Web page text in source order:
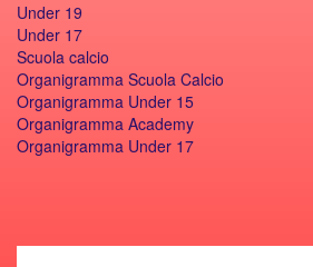
Under 19
Under 17
Scuola calcio
Organigramma Scuola Calcio
Organigramma Under 15
Organigramma Academy
Organigramma Under 17